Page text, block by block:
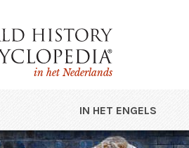
in het Nederlands
IN HET ENGELS